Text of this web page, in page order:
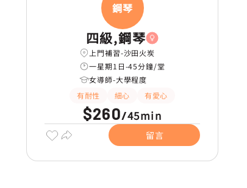
鋼琴
四級,鋼琴
上門補習-沙田火炭
一星期1日-45分鐘/堂
女導師-大學程度
有耐性
細心 有愛心
$260/45min
留言